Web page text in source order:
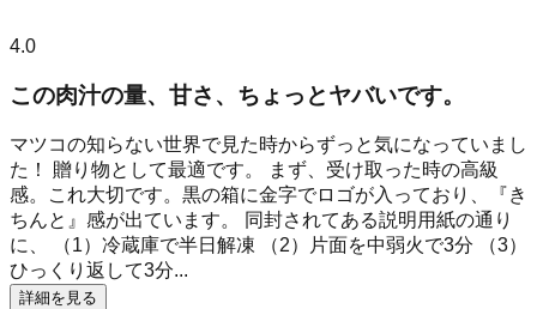
4.0
この肉汁の量、甘さ、ちょっとヤバいです。
マツコの知らない世界で見た時からずっと気になっていまし
た！ 贈り物として最適です。 まず、受け取った時の高級
感。これ大切です。黒の箱に金字でロゴが入っており、『き
ちんと』感が出ています。 同封されてある説明用紙の通り
に、 （1）冷蔵庫で半日解凍 （2）片面を中弱火で3分 （3）
ひっくり返して3分...
詳細を見る